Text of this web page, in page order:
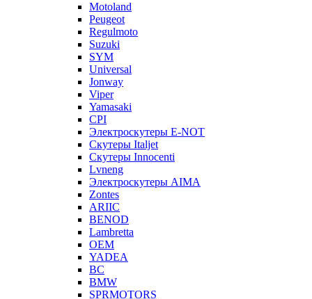
Motoland
Peugeot
Regulmoto
Suzuki
SYM
Universal
Jonway
Viper
Yamasaki
CPI
Электроскутеры E-NOT
Скутеры Italjet
Скутеры Innocenti
Lvneng
Электроскутеры AIMA
Zontes
ARIIC
BENOD
Lambretta
OEM
YADEA
BC
BMW
SPRMOTORS